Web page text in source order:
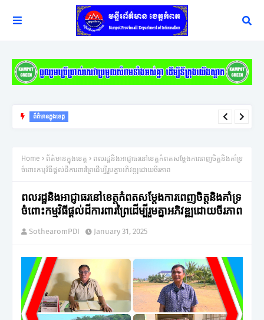
ព័ត៌មានក្នុងខេត្ត
Home ព័ត៌មានក្នុងខេត្ត
ពលរដ្ឋនិងអាជ្ញាធរនៅខេត្តកំពតសម្តែងការពេញចិត្តនិងគាំទ្រ
ចំពោះកម្មវិធីផ្តល់ដីការពារព្រៃដើម្បីរួមគ្នាអភិវឌ្ឍដោយចីរភាព
ពលរដ្ឋនិងអាជ្ញាធរនៅខេត្តកំពតសម្តែងការពេញចិត្តនិងគាំទ្រ
ចំពោះកម្មវិធីផ្តល់ដីការពារព្រៃដើម្បីរួមគ្នាអភិវឌ្ឍដោយចីរភាព
SothearomPDI January 31, 2025